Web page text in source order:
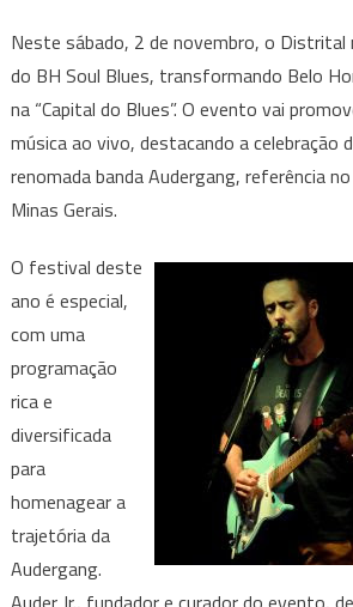
Neste sábado, 2 de novembro, o Distrital
do BH Soul Blues, transformando Belo
na “Capital do Blues”. O evento vai
música ao vivo, destacando a celebração
renomada banda Audergang, referência
Minas Gerais.
O festival deste
ano é especial,
com uma
programação
rica e
diversificada
para
homenagear a
trajetória da
Audergang.